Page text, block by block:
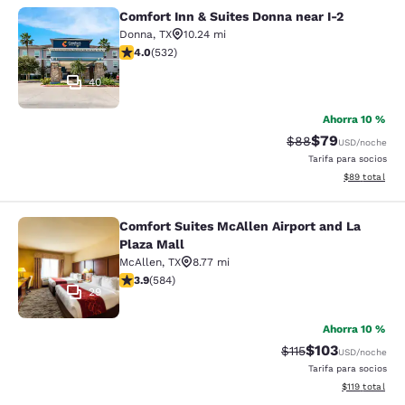
Comfort Inn & Suites Donna near I-2
40
Comfort Inn & Suites Donna near I-2
Donna, TX
10.24 mi
calificación de 3.99 estrellas. Bueno. 532 reseñas
4.0(532)
Ahorra 10 %
Precio tachado:
$88Precio con
$79USD/noche
Tarifa para socios
Ver detalles
$89 total
Comfort Suites McAllen Airport and
29
Comfort Suites McAllen Airport and La
Plaza Mall
McAllen, TX
8.77 mi
calificación de 3.94 estrellas. Bueno. 584 reseñas
3.9(584)
Ahorra 10 %
Precio tachado:
$115Precio con
$103USD/noche
Tarifa para socios
Ver detalles
$119 total